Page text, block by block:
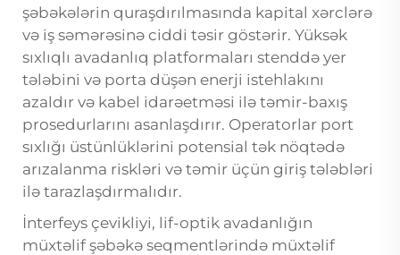
şəbəkələrin quraşdırılmasında kapital xərclərə
və iş səmərəsinə ciddi təsir göstərir. Yüksək
sıxlıqlı avadanlıq platformaları stenddə yer
tələbini və porta düşən enerji istehlakını
azaldır və kabel idarəetməsi ilə təmir-baxış
prosedurlarını asanlaşdırır. Operatorlar port
sıxlığı üstünlüklərini potensial tək nöqtədə
arızalanma riskləri və təmir üçün giriş tələbləri
ilə tarazlaşdırmalıdır.
İnterfeys çevikliyi, lif-optik avadanlığın
müxtəlif şəbəkə seqmentlərində müxtəlif